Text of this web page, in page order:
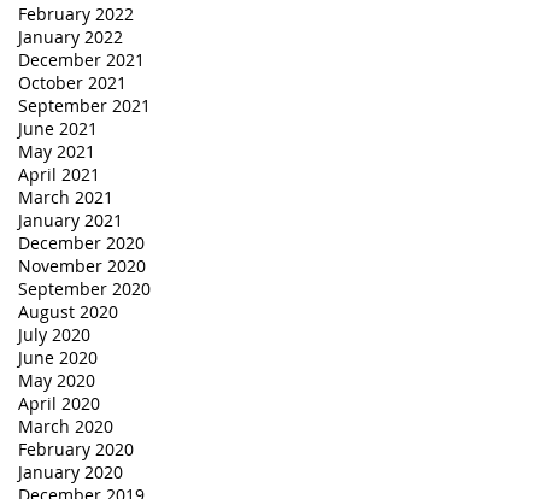
February 2022
January 2022
December 2021
October 2021
September 2021
June 2021
May 2021
April 2021
March 2021
January 2021
December 2020
November 2020
September 2020
August 2020
July 2020
June 2020
May 2020
April 2020
March 2020
February 2020
January 2020
December 2019